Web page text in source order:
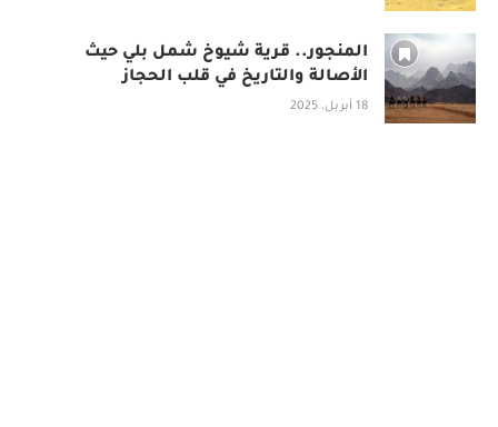
المنجور.. قرية شيوخ شمل بلي حيث
الأصالة والتاريخ في قلب الحجاز
18 أبريل، 2025